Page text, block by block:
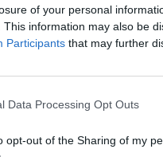
of your personal
This information may also be
Participants that may further
Data Processing Opt Outs
opt-out of the Sharing of my
προβλέπεται
ώστε να μην
ότι τα